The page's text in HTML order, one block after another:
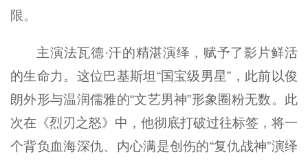
限。
主演法瓦德·汗的精湛演绎，赋予了影片鲜活
的生命力。这位巴基斯坦“国宝级男星”，此前以俊
朗外形与温润儒雅的“文艺男神”形象圈粉无数。此
次在《烈刃之怒》中，他彻底打破过往标签，将一
个背负血海深仇、内心满是创伤的“复仇战神”演绎